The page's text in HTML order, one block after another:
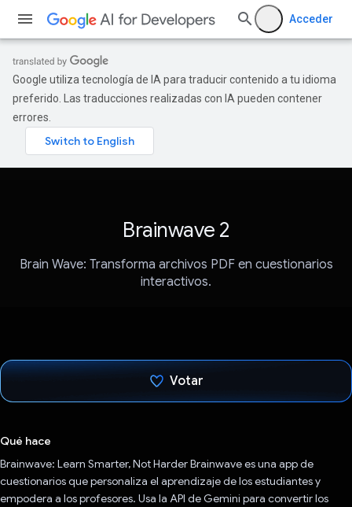
Acceder
Google utiliza tecnología de IA para traducir contenido a tu idioma
preferido. Las traducciones realizadas con IA pueden contener
errores.
Brainwave 2
Brain Wave: Transforma archivos PDF en cuestionarios
interactivos.
Votar
Qué hace
Brainwave: Learn Smarter, Not Harder Brainwave es una app de
cuestionarios que personaliza el aprendizaje de los estudiantes y
empodera a los profesores. Usa la API de Gemini para convertir los